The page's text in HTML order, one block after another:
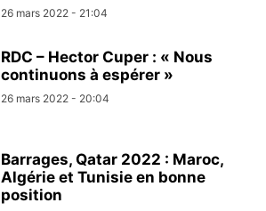
26 mars 2022 - 21:04
RDC – Hector Cuper : « Nous
continuons à espérer »
26 mars 2022 - 20:04
Barrages, Qatar 2022 : Maroc,
Algérie et Tunisie en bonne
position